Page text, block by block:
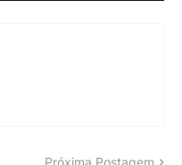
Próxima Postagem